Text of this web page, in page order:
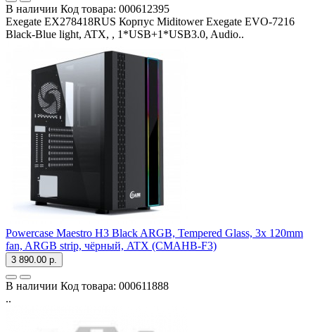
В наличии Код товара: 000612395
Exegate EX278418RUS Корпус Miditower Exegate EVO-7216
Black-Blue light, ATX, , 1*USB+1*USB3.0, Audio..
Powercase Maestro H3 Black ARGB, Tempered Glass, 3x 120mm
fan, ARGB strip, чёрный, ATX (CMAHB-F3)
3 890.00 р.
В наличии Код товара: 000611888
..